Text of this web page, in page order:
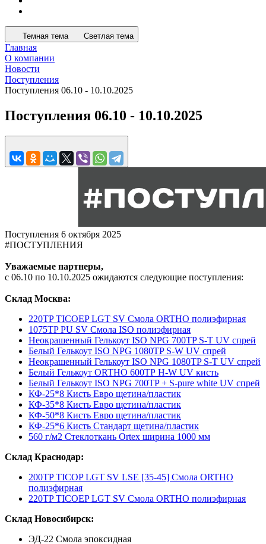
Темная тема Светлая тема
Главная
О компании
Новости
Поступления
Поступления 06.10 - 10.10.2025
Поступления 06.10 - 10.10.2025
Поступления 6 октября 2025
#ПОСТУПЛЕНИЯ
Уважаемые партнеры,
с 06.10 по 10.10.2025 ожидаются следующие поступления:
Склад Москва:
220TP TICOEP LGT SV Смола ORTHO полиэфирная
1075TP PU SV Смола ISO полиэфирная
Неокрашенный Гелькоут ISO NPG 700TP S-T UV спрей
Белый Гелькоут ISO NPG 1080TP S-W UV спрей
Неокрашенный Гелькоут ISO NPG 1080TP S-T UV спрей
Белый Гелькоут ORTHO 600ТР H-W UV кисть
Белый Гелькоут ISO NPG 700TP + S-pure white UV спрей
КФ-25*8 Кисть Евро щетина/пластик
КФ-35*8 Кисть Евро щетина/пластик
КФ-50*8 Кисть Евро щетина/пластик
КФ-25*6 Кисть Стандарт щетина/пластик
560 г/м2 Стеклоткань Ortex ширина 1000 мм
Склад Краснодар:
200TP TICOP LGT SV LSE [35-45] Смола ORTHO
полиэфирная
220TP TICOEP LGT SV Смола ORTHO полиэфирная
Склад Новосибирск:
ЭД-22 Смола эпоксидная